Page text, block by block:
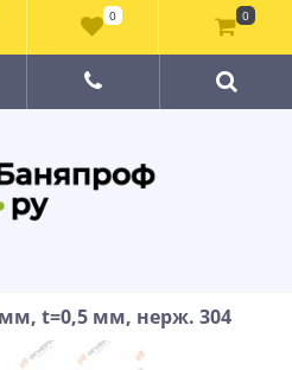
t=0,5 мм, нерж. 304
0 0